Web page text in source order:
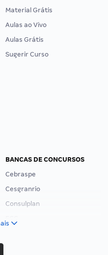
Material Grátis
Aulas ao Vivo
Aulas Grátis
Sugerir Curso
BANCAS DE CONCURSOS
Cebraspe
Cesgranrio
Consulplan